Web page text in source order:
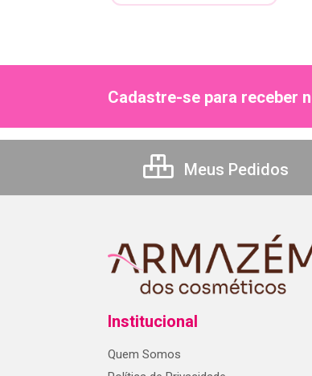
Cadastre-se para receber
Meus Pedidos
Institucional
Quem Somos